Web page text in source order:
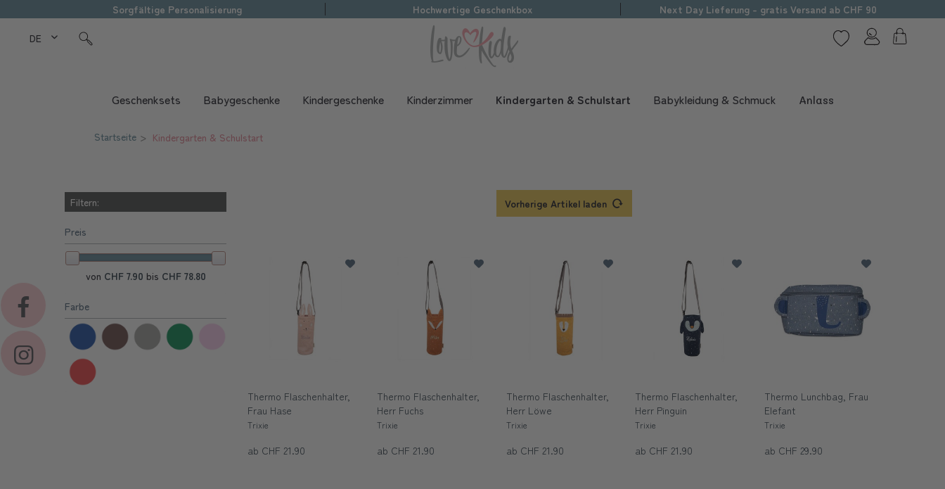
Sorgfältige Personalisierung Hochwertige Geschenkbox Next Day Lieferung - gratis Versand ab CHF 90
DE Love Kids
Geschenksets Babygeschenke Kindergeschenke Kinderzimmer Kindergarten & Schulstart Babykleidung & Schmuck Anlass
Startseite Kindergarten & Schulstart
Filtern:
Preis
von CHF 7.90 bis CHF 78.80
Farbe
Vorherige Artikel laden
Thermo Flaschenhalter,
Frau Hase
Trixie
ab CHF 21.90
Thermo Flaschenhalter,
Herr Fuchs
Trixie
ab CHF 21.90
Thermo Flaschenhalter,
Herr Löwe
Trixie
ab CHF 21.90
Thermo Flaschenhalter,
Herr Pinguin
Trixie
ab CHF 21.90
Thermo Lunchbag, Frau
Elefant
Trixie
ab CHF 29.90